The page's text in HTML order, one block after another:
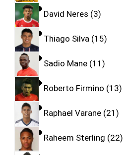
David Neres 3
Thiago Silva 15
Sadio Mane 11
Roberto Firmino 13
Raphael Varane 21
Raheem Sterling 22